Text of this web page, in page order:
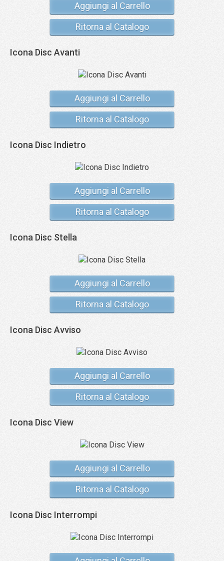
Aggiungi al Carrello
Ritorna al Catalogo
Icona Disc Avanti
Aggiungi al Carrello
Ritorna al Catalogo
Icona Disc Indietro
Aggiungi al Carrello
Ritorna al Catalogo
Icona Disc Stella
Aggiungi al Carrello
Ritorna al Catalogo
Icona Disc Avviso
Aggiungi al Carrello
Ritorna al Catalogo
Icona Disc View
Aggiungi al Carrello
Ritorna al Catalogo
Icona Disc Interrompi